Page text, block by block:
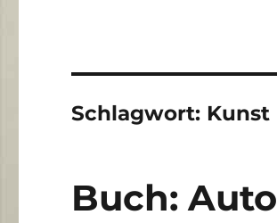
Schlagwort: Kunst
Buch: Auto